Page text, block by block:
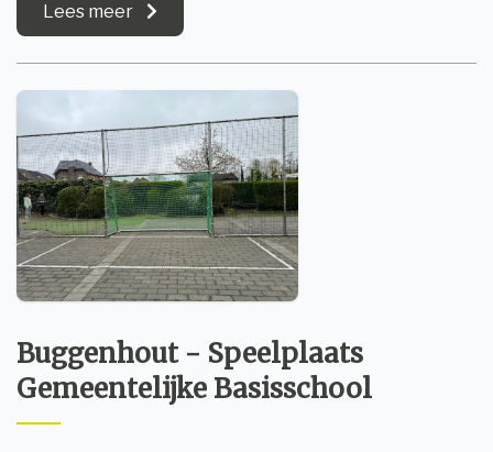
Lees meer
Buggenhout - Speelplaats
Gemeentelijke Basisschool